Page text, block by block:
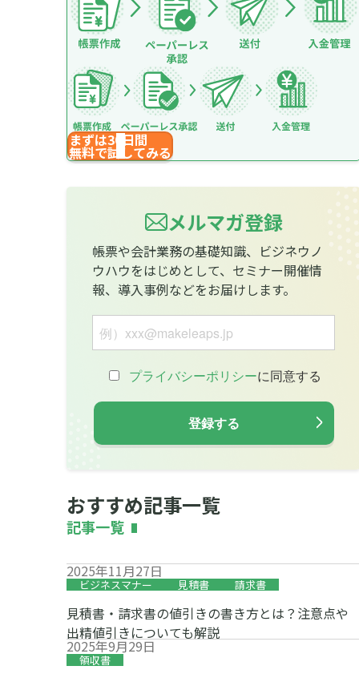
まずは30日間
無料で試してみる
メルマガ登録
帳票や会計業務の基礎知識、ビジネウノ
ウハウをはじめとして、セミナー開催情
報、導入事例などをお届けします。
おすすめ記事一覧
記事一覧
2025年11月27日
ビジネスマナー 見積書 請求書
見積書・請求書の値引きの書き方とは？注意点や
出精値引きについても解説
2025年9月29日
領収書